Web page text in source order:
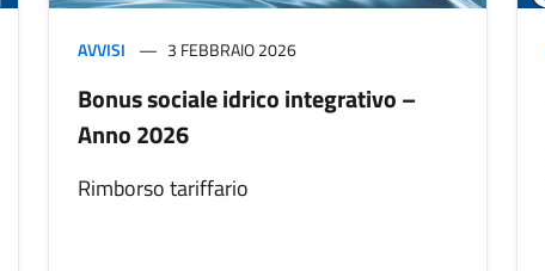
AVVISI 3 FEBBRAIO 2026
Bonus sociale idrico integrativo –
Anno 2026
Rimborso tariffario